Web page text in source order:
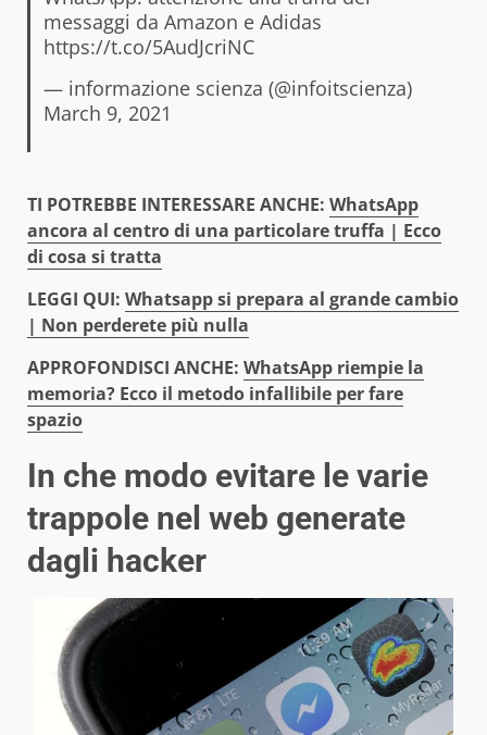
messaggi da Amazon e Adidas
https://t.co/5AudJcriNC
— informazione scienza (@infoitscienza)
March 9, 2021
TI POTREBBE INTERESSARE ANCHE: WhatsApp
ancora al centro di una particolare truffa | Ecco
di cosa si tratta
LEGGI QUI: Whatsapp si prepara al grande cambio
| Non perderete più nulla
APPROFONDISCI ANCHE: WhatsApp riempie la
memoria? Ecco il metodo infallibile per fare
spazio
In che modo evitare le varie
trappole nel web generate
dagli hacker